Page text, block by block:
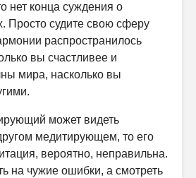
нет конца суждения о
Просто судите свою сферу
распространилось
вы счастливее и
мира, насколько вы
может видеть
медитирующем, то его
вероятно, неправильна.
на чужие ошибки, а смотреть